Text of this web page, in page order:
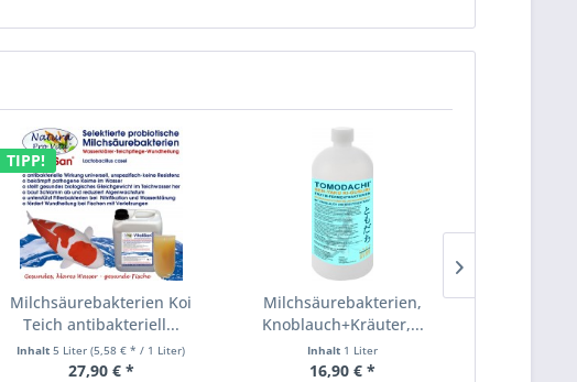
TIPP!
Milchsäurebakterien Koi
Teich antibakteriell...
Inhalt5 Liter(5,58 € * / 1 Liter)
27,90 € *
Milchsäurebakterien,
Knoblauch+Kräuter,...
Inhalt 1 Liter
16,90 € *